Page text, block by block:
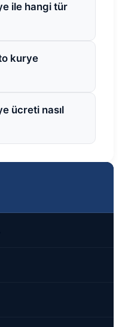
ile hangi tür
kurye
ücreti nasıl